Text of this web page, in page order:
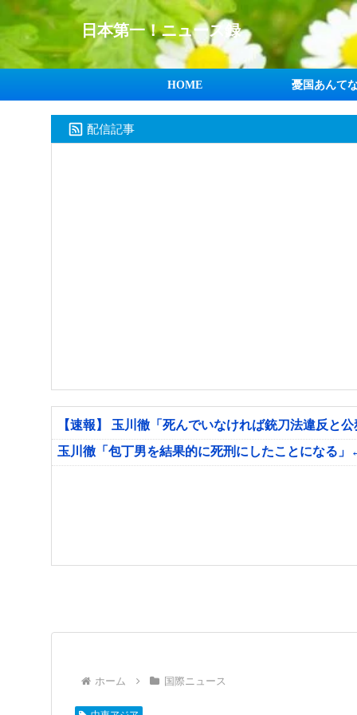
日本第一！ニュース録
HOME 憂国あんて
配信記事
【速報】 玉川徹「死んでいなければ銃刀法違反と
玉川徹「包丁男を結果的に死刑にしたことになる
ホーム 国際ニュース